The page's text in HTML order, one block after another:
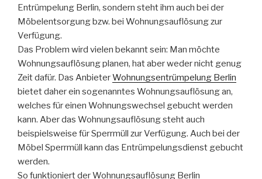
Entrümpelung Berlin, sondern steht ihm auch bei der
Möbelentsorgung bzw. bei Wohnungsauflösung zur
Verfügung.
Das Problem wird vielen bekannt sein: Man möchte
Wohnungsauflösung planen, hat aber weder nicht genug
Zeit dafür. Das AnbieterWohnungsentrümpelung Berlin
bietet daher ein sogenanntes Wohnungsauflösung an,
welches für einen Wohnungswechsel gebucht werden
kann. Aber das Wohnungsauflösung steht auch
beispielsweise für Sperrmüll zur Verfügung. Auch bei der
Möbel Sperrmüll kann das Entrümpelungsdienst gebucht
werden.
So funktioniert der Wohnungsauflösung Berlin